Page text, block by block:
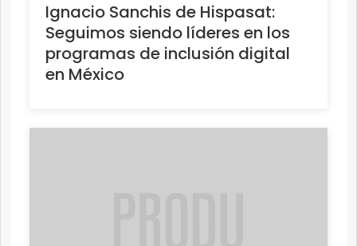
Ignacio Sanchis de Hispasat:
Seguimos siendo líderes en los
programas de inclusión digital
en México